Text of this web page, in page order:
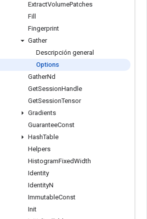
ExtractVolumePatches
Fill
Fingerprint
Gather
Descripción general
Options
GatherNd
GetSessionHandle
GetSessionTensor
Gradients
GuaranteeConst
HashTable
Helpers
HistogramFixedWidth
Identity
IdentityN
ImmutableConst
Init